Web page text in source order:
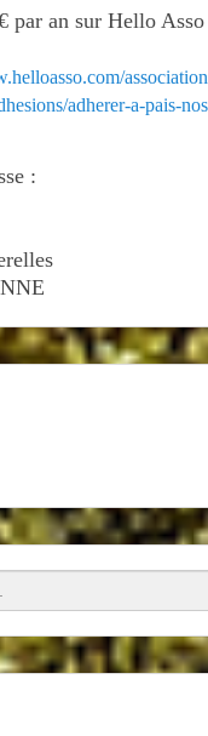
par an sur Hello Asso
adherer-a-pais-
: